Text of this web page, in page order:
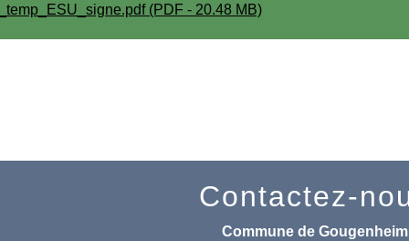
(PDF - 20.48 MB)
Contactez-
Commune de Gougenheim